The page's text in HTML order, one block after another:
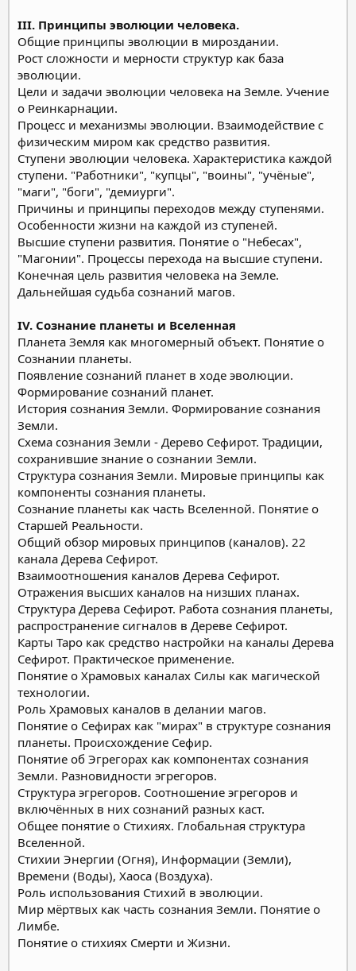
III. Принципы эволюции человека.
Общие принципы эволюции в мироздании.
Рост сложности и мерности структур как база
эволюции.
Цели и задачи эволюции человека на Земле. Учение
о Реинкарнации.
Процесс и механизмы эволюции. Взаимодействие с
физическим миром как средство развития.
Ступени эволюции человека. Характеристика каждой
ступени. "Работники", "купцы", "воины", "учёные",
"маги", "боги", "демиурги".
Причины и принципы переходов между ступенями.
Особенности жизни на каждой из ступеней.
Высшие ступени развития. Понятие о "Небесах",
"Магонии". Процессы перехода на высшие ступени.
Конечная цель развития человека на Земле.
Дальнейшая судьба сознаний магов.
IV. Сознание планеты и Вселенная
Планета Земля как многомерный объект. Понятие о
Сознании планеты.
Появление сознаний планет в ходе эволюции.
Формирование сознаний планет.
История сознания Земли. Формирование сознания
Земли.
Схема сознания Земли - Дерево Сефирот. Традиции,
сохранившие знание о сознании Земли.
Структура сознания Земли. Мировые принципы как
компоненты сознания планеты.
Сознание планеты как часть Вселенной. Понятие о
Старшей Реальности.
Общий обзор мировых принципов (каналов). 22
канала Дерева Сефирот.
Взаимоотношения каналов Дерева Сефирот.
Отражения высших каналов на низших планах.
Структура Дерева Сефирот. Работа сознания планеты,
распространение сигналов в Дереве Сефирот.
Карты Таро как средство настройки на каналы Дерева
Сефирот. Практическое применение.
Понятие о Храмовых каналах Силы как магической
технологии.
Роль Храмовых каналов в делании магов.
Понятие о Сефирах как "мирах" в структуре сознания
планеты. Происхождение Сефир.
Понятие об Эгрегорах как компонентах сознания
Земли. Разновидности эгрегоров.
Структура эгрегоров. Соотношение эгрегоров и
включённых в них сознаний разных каст.
Общее понятие о Стихиях. Глобальная структура
Вселенной.
Стихии Энергии (Огня), Информации (Земли),
Времени (Воды), Хаоса (Воздуха).
Роль использования Стихий в эволюции.
Мир мёртвых как часть сознания Земли. Понятие о
Лимбе.
Понятие о стихиях Смерти и Жизни.